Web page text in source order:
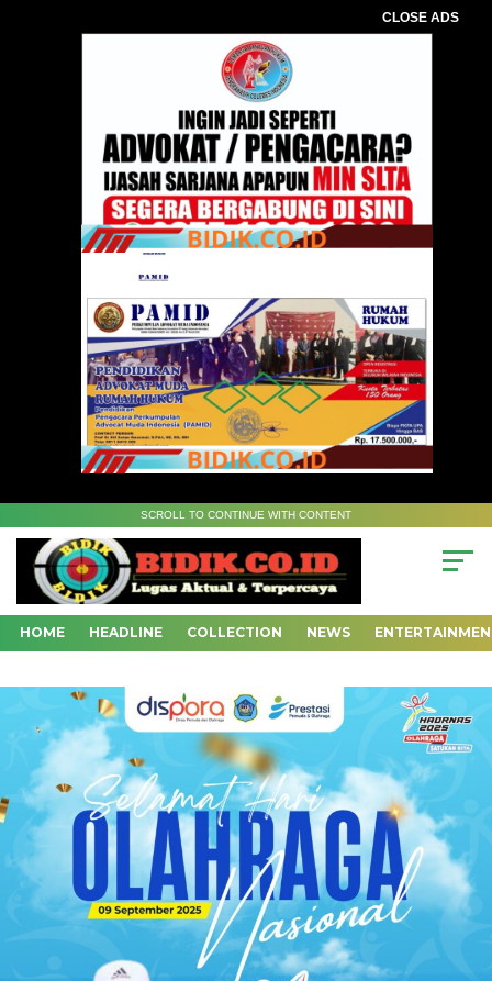
CLOSE ADS
SCROLL TO CONTINUE WITH CONTENT
HOME HEADLINE COLLECTION NEWS